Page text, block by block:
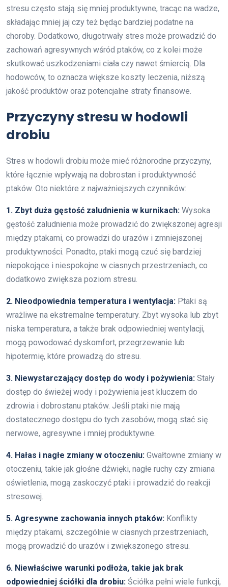
stresu często stają się mniej produktywne, tracąc na wadze,
składając mniej jaj czy też będąc bardziej podatne na
choroby. Dodatkowo, długotrwały stres może prowadzić do
zachowań agresywnych wśród ptaków, co z kolei może
skutkować uszkodzeniami ciała czy nawet śmiercią. Dla
hodowców, to oznacza większe koszty leczenia, niższą
jakość produktów oraz potencjalne straty finansowe.
Przyczyny stresu w hodowli
drobiu
Stres w hodowli drobiu może mieć różnorodne przyczyny,
które łącznie wpływają na dobrostan i produktywność
ptaków. Oto niektóre z najważniejszych czynników:
1. Zbyt duża gęstość zaludnienia w kurnikach: Wysoka
gęstość zaludnienia może prowadzić do zwiększonej agresji
między ptakami, co prowadzi do urazów i zmniejszonej
produktywności. Ponadto, ptaki mogą czuć się bardziej
niepokojące i niespokojne w ciasnych przestrzeniach, co
dodatkowo zwiększa poziom stresu.
2. Nieodpowiednia temperatura i wentylacja: Ptaki są
wrażliwe na ekstremalne temperatury. Zbyt wysoka lub zbyt
niska temperatura, a także brak odpowiedniej wentylacji,
mogą powodować dyskomfort, przegrzewanie lub
hipotermię, które prowadzą do stresu.
3. Niewystarczający dostęp do wody i pożywienia: Stały
dostęp do świeżej wody i pożywienia jest kluczem do
zdrowia i dobrostanu ptaków. Jeśli ptaki nie mają
dostatecznego dostępu do tych zasobów, mogą stać się
nerwowe, agresywne i mniej produktywne.
4. Hałas i nagłe zmiany w otoczeniu: Gwałtowne zmiany w
otoczeniu, takie jak głośne dźwięki, nagłe ruchy czy zmiana
oświetlenia, mogą zaskoczyć ptaki i prowadzić do reakcji
stresowej.
5. Agresywne zachowania innych ptaków: Konflikty
między ptakami, szczególnie w ciasnych przestrzeniach,
mogą prowadzić do urazów i zwiększonego stresu.
6. Niewłaściwe warunki podłoża, takie jak brak
odpowiedniej ściółki dla drobiu: Ściółka pełni wiele funkcji,